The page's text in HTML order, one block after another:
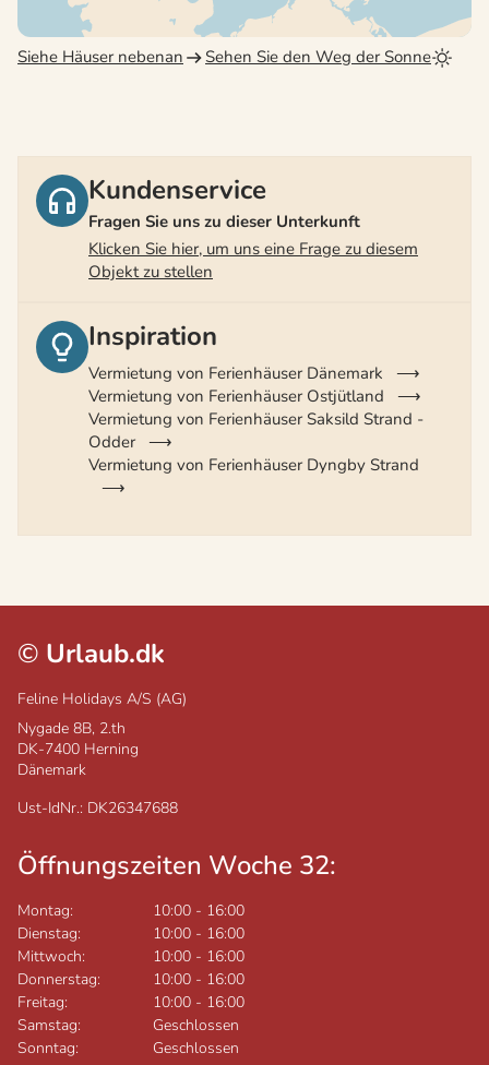
Siehe Häuser nebenan Sehen Sie den Weg der Sonne
Kundenservice
Fragen Sie uns zu dieser Unterkunft
Klicken Sie hier, um uns eine Frage zu diesem
Objekt zu stellen
Inspiration
Vermietung von Ferienhäuser Dänemark
Vermietung von Ferienhäuser Ostjütland
Vermietung von Ferienhäuser Saksild Strand -
Odder
Vermietung von Ferienhäuser Dyngby Strand
© Urlaub.dk
Feline Holidays A/S (AG)
Nygade 8B, 2.th
DK-7400 Herning
Dänemark
Ust-IdNr.: DK26347688
Öffnungszeiten Woche 32:
Montag: 10:00 - 16:00
Dienstag:
10:00 - 16:00
Mittwoch:
10:00 - 16:00
Donnerstag:
10:00 - 16:00
Freitag:
10:00 - 16:00
Samstag:
Geschlossen
Sonntag:
Geschlossen